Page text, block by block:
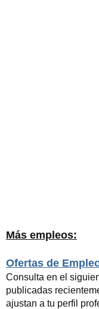
Más empleos:
Ofertas de
Consulta en el
publicadas
ajustan a tu perfil